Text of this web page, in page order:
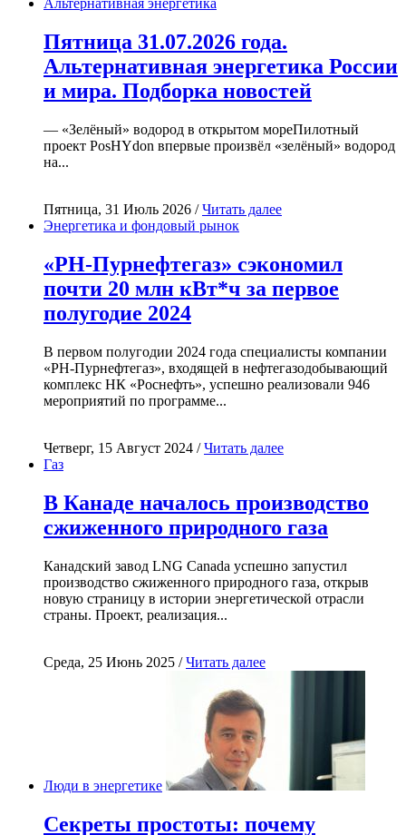
Альтернативная энергетика
Пятница 31.07.2026 года.
Альтернативная энергетика России
и мира. Подборка новостей
— «Зелёный» водород в открытом мореПилотный
проект PosHYdon впервые произвёл «зелёный» водород
на...
Пятница, 31 Июль 2026 /Читать далее
Энергетика и фондовый рынок
«РН-Пурнефтегаз» сэкономил
почти 20 млн кВт*ч за первое
полугодие 2024
В первом полугодии 2024 года специалисты компании
«РН-Пурнефтегаз», входящей в нефтегазодобывающий
комплекс НК «Роснефть», успешно реализовали 946
мероприятий по программе...
Четверг, 15 Август 2024 /Читать далее
Газ
В Канаде началось производство
сжиженного природного газа
Канадский завод LNG Canada успешно запустил
производство сжиженного природного газа, открыв
новую страницу в истории энергетической отрасли
страны. Проект, реализация...
Среда, 25 Июнь 2025 /Читать далее
Люди в энергетике
Секреты простоты: почему